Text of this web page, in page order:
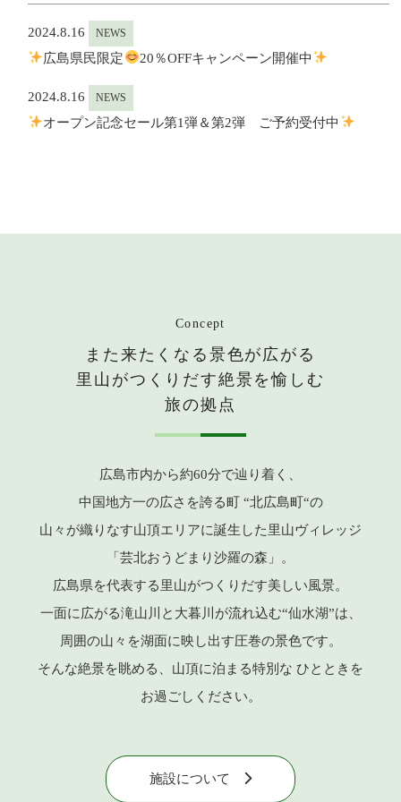
2024.8.16 NEWS
広島県民限定 20％OFFキャンペーン開催中
2024.8.16 NEWS
オープン記念セール第1弾＆第2弾 ご予約受付中
Concept
また来たくなる景色が広がる
里山がつくりだす絶景を愉しむ
旅の拠点
広島市内から約60分で辿り着く、
中国地方一の広さを誇る町 “北広島町“の
山々が織りなす山頂エリアに誕生した里山ヴィレッジ
「芸北おうどまり沙羅の森」。
広島県を代表する里山がつくりだす美しい風景。
一面に広がる滝山川と 大暮川が流れ込む“仙水湖”は、
周囲の山々を湖面に映し出す圧巻の景色です。
そんな絶景を眺める、 山頂に泊まる特別な ひとときを
お過ごしください。
施設について